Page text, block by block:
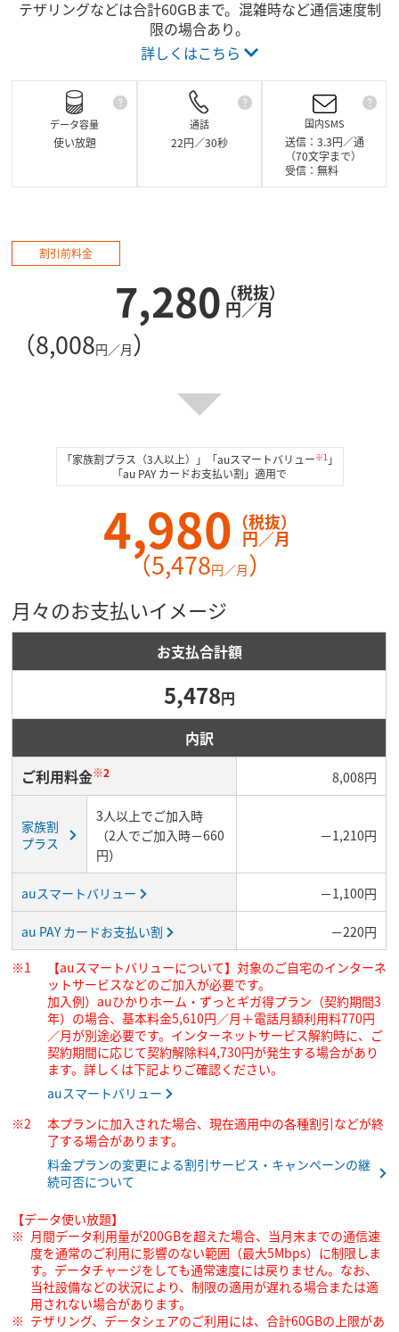
テザリングなどは合計60GBまで。混雑時など通信速度制
限の場合あり。
詳しくはこちら
データ容量
使い放題
通話
22円／30秒
通話
衛星電話への通話な
す。また他社が料金
国内SMS
送信：3.3円／通
（70文字まで）
受信：無料
割引前料金
7,280 （税抜）
円／月
（8,008円／月）
「家族割プラス（3人以上）」「auスマートバリュー※1」
「au PAY カードお支払い割」適用で
4,980 （税抜）
円／月
（5,478円／月）
月々のお支払いイメージ
お支払合計額
5,478円
内訳
ご利用料金※2 8,008円
家族割
プラス
3人以上でご加入時
（2人でご加入時－660
円）
－1,210円
auスマートバリュー －1,100円
au PAY カードお支払い割
－220円
【auスマートバリューについて】対象のご自宅のインターネ
ットサービスなどのご加入が必要です。
加入例）auひかりホーム・ずっとギガ得プラン（契約期間3
年）の場合、基本料金5,610円／月＋電話月額利用料770円
／月が別途必要です。インターネットサービス解約時に、ご
契約期間に応じて契約解除料4,730円が発生する場合があり
ます。詳しくは下記よりご確認ください。
auスマートバリュー
本プランに加入された場合、現在適用中の各種割引などが終
了する場合があります。
料金プランの変更による割引サービス・キャンペーンの継
続可否について
【データ使い放題】
月間データ利用量が200GBを超えた場合、当月末までの通信速
度を通常のご利用に影響のない範囲（最大5Mbps）に制限しま
す。データチャージをしても通常速度には戻りません。なお、
当社設備などの状況により、制限の適用が遅れる場合または適
用されない場合があります。
テザリング、データシェアのご利用には、合計60GBの上限があ